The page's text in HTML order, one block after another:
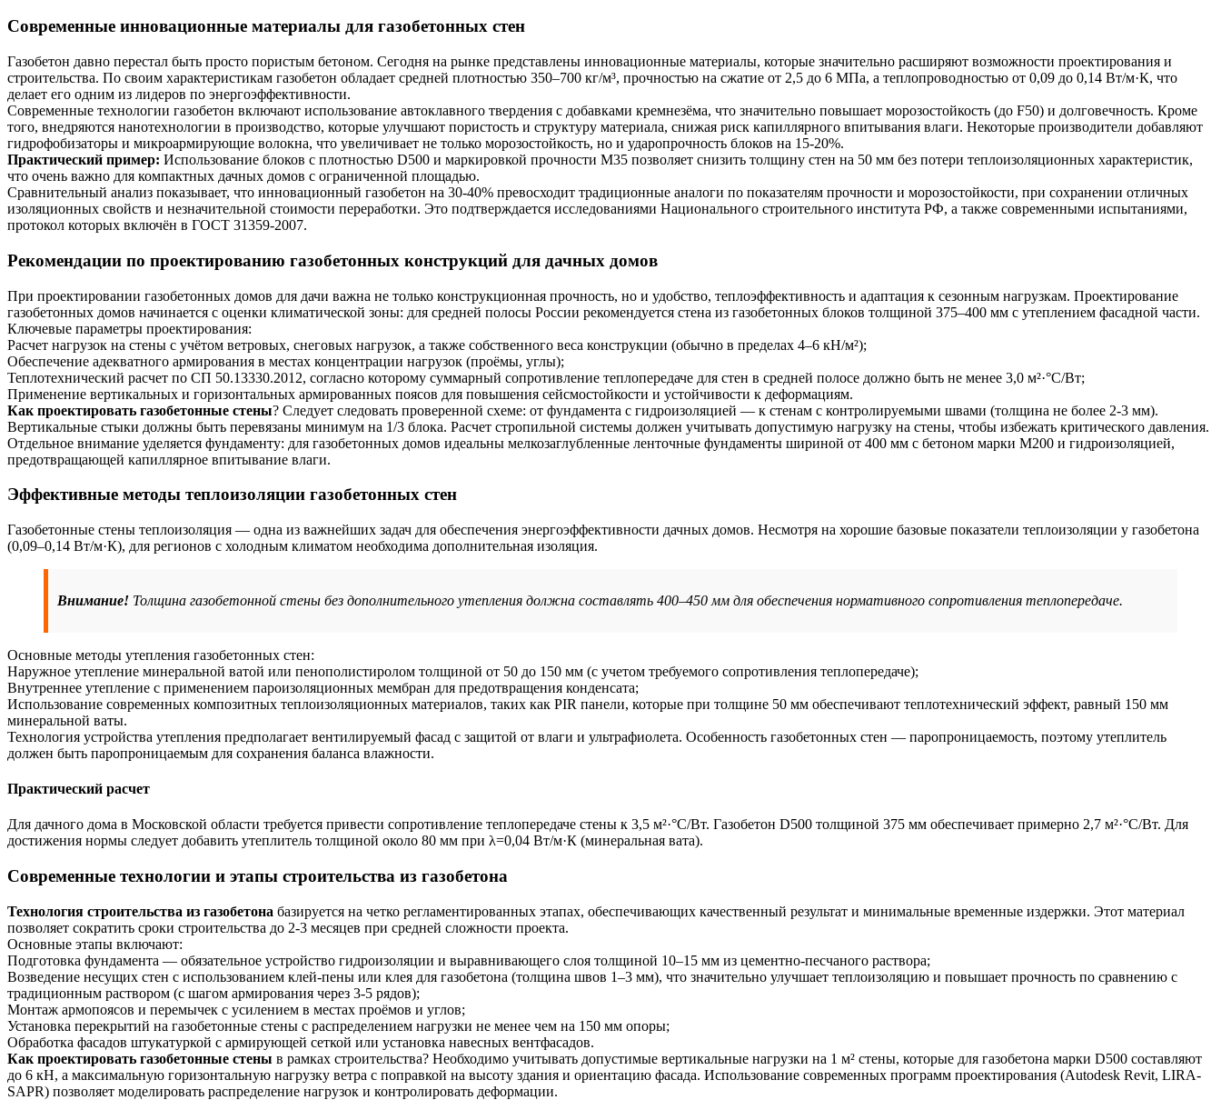
Современные инновационные материалы для газобетонных стен
Газобетон давно перестал быть просто пористым бетоном. Сегодня на рынке представлены инновационные материалы, которые значительно расширяют возможности проектирования и
строительства. По своим характеристикам газобетон обладает средней плотностью 350–700 кг/м³, прочностью на сжатие от 2,5 до 6 МПа, а теплопроводностью от 0,09 до 0,14 Вт/м·К, что
делает его одним из лидеров по энергоэффективности.
Современные технологии газобетон включают использование автоклавного твердения с добавками кремнезёма, что значительно повышает морозостойкость (до F50) и долговечность. Кроме
того, внедряются нанотехнологии в производство, которые улучшают пористость и структуру материала, снижая риск капиллярного впитывания влаги. Некоторые производители добавляют
гидрофобизаторы и микроармирующие волокна, что увеличивает не только морозостойкость, но и ударопрочность блоков на 15-20%.
Практический пример: Использование блоков с плотностью D500 и маркировкой прочности М35 позволяет снизить толщину стен на 50 мм без потери теплоизоляционных характеристик,
что очень важно для компактных дачных домов с ограниченной площадью.
Сравнительный анализ показывает, что инновационный газобетон на 30-40% превосходит традиционные аналоги по показателям прочности и морозостойкости, при сохранении отличных
изоляционных свойств и незначительной стоимости переработки. Это подтверждается исследованиями Национального строительного института РФ, а также современными испытаниями,
протокол которых включён в ГОСТ 31359-2007.
Рекомендации по проектированию газобетонных конструкций для дачных домов
При проектировании газобетонных домов для дачи важна не только конструкционная прочность, но и удобство, теплоэффективность и адаптация к сезонным нагрузкам. Проектирование
газобетонных домов начинается с оценки климатической зоны: для средней полосы России рекомендуется стена из газобетонных блоков толщиной 375–400 мм с утеплением фасадной части.
Ключевые параметры проектирования:
Расчет нагрузок на стены с учётом ветровых, снеговых нагрузок, а также собственного веса конструкции (обычно в пределах 4–6 кН/м²);
Обеспечение адекватного армирования в местах концентрации нагрузок (проёмы, углы);
Теплотехнический расчет по СП 50.13330.2012, согласно которому суммарный сопротивление теплопередаче для стен в средней полосе должно быть не менее 3,0 м²·°C/Вт;
Применение вертикальных и горизонтальных армированных поясов для повышения сейсмостойкости и устойчивости к деформациям.
Как проектировать газобетонные стены? Следует следовать проверенной схеме: от фундамента с гидроизоляцией — к стенам с контролируемыми швами (толщина не более 2-3 мм).
Вертикальные стыки должны быть перевязаны минимум на 1/3 блока. Расчет стропильной системы должен учитывать допустимую нагрузку на стены, чтобы избежать критического давления.
Отдельное внимание уделяется фундаменту: для газобетонных домов идеальны мелкозаглубленные ленточные фундаменты шириной от 400 мм с бетоном марки М200 и гидроизоляцией,
предотвращающей капиллярное впитывание влаги.
Эффективные методы теплоизоляции газобетонных стен
Газобетонные стены теплоизоляция — одна из важнейших задач для обеспечения энергоэффективности дачных домов. Несмотря на хорошие базовые показатели теплоизоляции у газобетона
(0,09–0,14 Вт/м·К), для регионов с холодным климатом необходима дополнительная изоляция.
Внимание! Толщина газобетонной стены без дополнительного утепления должна составлять 400–450 мм для обеспечения нормативного сопротивления теплопередаче.
Основные методы утепления газобетонных стен:
Наружное утепление минеральной ватой или пенополистиролом толщиной от 50 до 150 мм (с учетом требуемого сопротивления теплопередаче);
Внутреннее утепление с применением пароизоляционных мембран для предотвращения конденсата;
Использование современных композитных теплоизоляционных материалов, таких как PIR панели, которые при толщине 50 мм обеспечивают теплотехнический эффект, равный 150 мм
минеральной ваты.
Технология устройства утепления предполагает вентилируемый фасад с защитой от влаги и ультрафиолета. Особенность газобетонных стен — паропроницаемость, поэтому утеплитель
должен быть паропроницаемым для сохранения баланса влажности.
Практический расчет
Для дачного дома в Московской области требуется привести сопротивление теплопередаче стены к 3,5 м²·°C/Вт. Газобетон D500 толщиной 375 мм обеспечивает примерно 2,7 м²·°C/Вт. Для
достижения нормы следует добавить утеплитель толщиной около 80 мм при λ=0,04 Вт/м·К (минеральная вата).
Современные технологии и этапы строительства из газобетона
Технология строительства из газобетона базируется на четко регламентированных этапах, обеспечивающих качественный результат и минимальные временные издержки. Этот материал
позволяет сократить сроки строительства до 2-3 месяцев при средней сложности проекта.
Основные этапы включают:
Подготовка фундамента — обязательное устройство гидроизоляции и выравнивающего слоя толщиной 10–15 мм из цементно-песчаного раствора;
Возведение несущих стен с использованием клей-пены или клея для газобетона (толщина швов 1–3 мм), что значительно улучшает теплоизоляцию и повышает прочность по сравнению с
традиционным раствором (с шагом армирования через 3-5 рядов);
Монтаж армопоясов и перемычек с усилением в местах проёмов и углов;
Установка перекрытий на газобетонные стены с распределением нагрузки не менее чем на 150 мм опоры;
Обработка фасадов штукатуркой с армирующей сеткой или установка навесных вентфасадов.
Как проектировать газобетонные стены в рамках строительства? Необходимо учитывать допустимые вертикальные нагрузки на 1 м² стены, которые для газобетона марки D500 составляют
до 6 кН, а максимальную горизонтальную нагрузку ветра с поправкой на высоту здания и ориентацию фасада. Использование современных программ проектирования (Autodesk Revit, LIRA-
SAPR) позволяет моделировать распределение нагрузок и контролировать деформации.